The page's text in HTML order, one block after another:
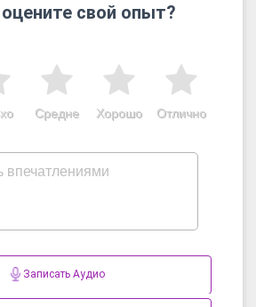
свой опыт?
Отлично
Хорошо
Средне
Записать Аудио